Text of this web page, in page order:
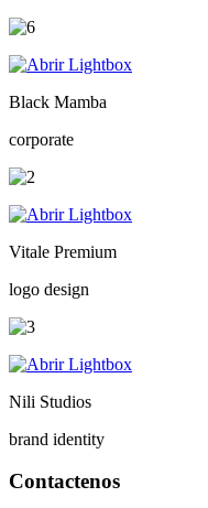
Black Mamba
corporate
Vitale Premium
logo design
Nili Studios
brand identity
Contactenos